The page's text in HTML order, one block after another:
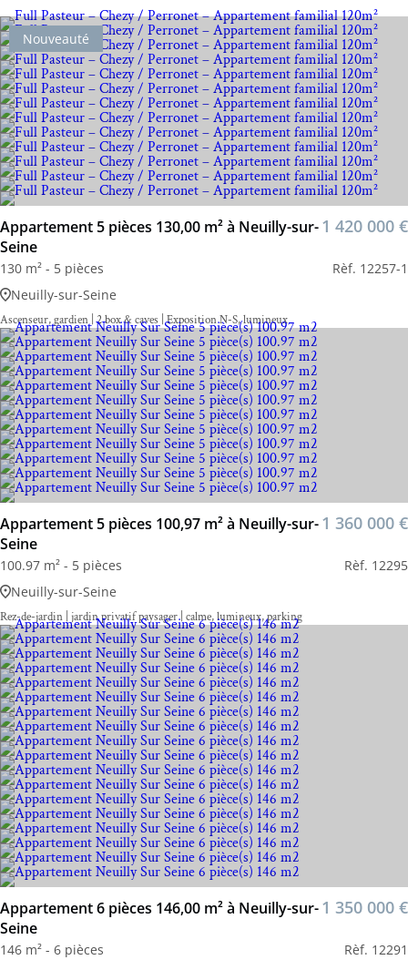
Nouveauté
Appartement 5 pièces 130,00 m² à Neuilly-sur-
Seine
1 420 000 €
130 m² - 5 pièces
Rèf. 12257-1
Neuilly-sur-Seine
Ascenseur, gardien | 2 box & caves | Exposition N-S, lumineux
Appartement 5 pièces 100,97 m² à Neuilly-sur-
Seine
1 360 000 €
100.97 m² - 5 pièces
Rèf. 12295
Neuilly-sur-Seine
Rez-de-jardin | jardin privatif paysager | calme, lumineux, parking
Appartement 6 pièces 146,00 m² à Neuilly-sur-
Seine
1 350 000 €
146 m² - 6 pièces
Rèf. 12291